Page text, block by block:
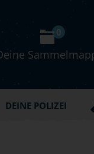
0
DEINE POLIZEI